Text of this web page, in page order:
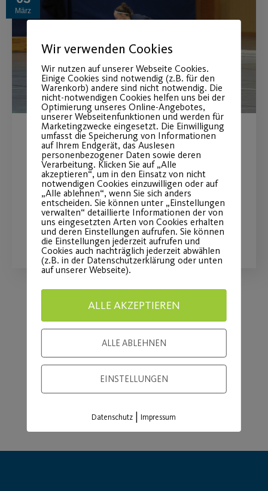
März
Feldhockey Workshop
Für alle Kinder, die neugierig auf etwas
Neues sind.
WEITERLESEN
Wir verwenden Cookies
Wir nutzen auf unserer Webseite Cookies.
Einige Cookies sind notwendig (z.B. für den
Warenkorb) andere sind nicht notwendig. Die
nicht-notwendigen Cookies helfen uns bei der
Optimierung unseres Online-Angebotes,
unserer Webseitenfunktionen und werden für
Marketingzwecke eingesetzt. Die Einwilligung
umfasst die Speicherung von Informationen
auf Ihrem Endgerät, das Auslesen
personenbezogener Daten sowie deren
Verarbeitung. Klicken Sie auf „Alle
akzeptieren“, um in den Einsatz von nicht
notwendigen Cookies einzuwilligen oder auf
„Alle ablehnen“, wenn Sie sich anders
entscheiden. Sie können unter „Einstellungen
verwalten“ detaillierte Informationen der von
uns eingesetzten Arten von Cookies erhalten
und deren Einstellungen aufrufen. Sie können
die Einstellungen jederzeit aufrufen und
Cookies auch nachträglich jederzeit abwählen
(z.B. in der Datenschutzerklärung oder unten
auf unserer Webseite).
ALLE AKZEPTIEREN
ALLE ABLEHNEN
EINSTELLUNGEN
Datenschutz |Impressum